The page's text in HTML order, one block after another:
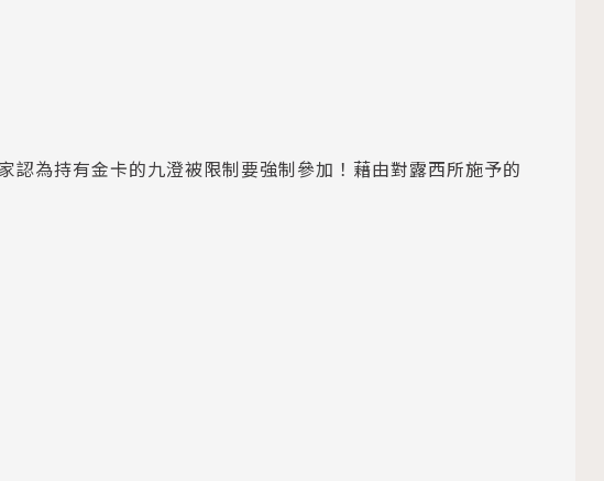
為持有金卡的九澄被限制要強制參加！藉由對露西所施予的